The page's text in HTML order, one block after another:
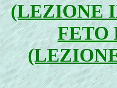
(LEZIONE
FETO